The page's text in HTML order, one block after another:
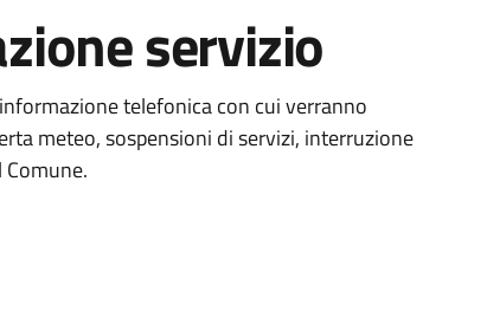
servizio
telefonica con cui verranno
meteo, sospensioni di servizi, interruzione